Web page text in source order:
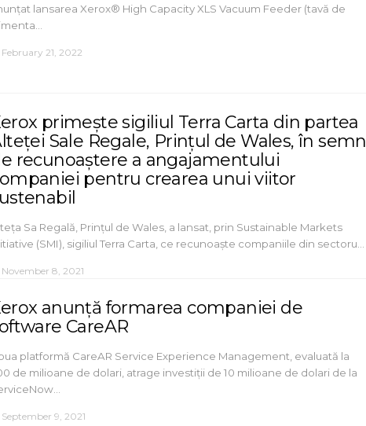
lansarea Xerox® High Capacity XLS Vacuum Feeder (tavă de
February 21, 2022
primește sigiliul Terra Carta din partea
Sale Regale, Prințul de Wales, în semn
recunoaștere a angajamentului
pentru crearea unui viitor
Sa Regală, Prințul de Wales, a lansat, prin Sustainable Markets
(SMI), sigiliul Terra Carta, ce recunoaște companiile din sectoru…
November 8, 2021
anunță formarea companiei de
CareAR
platformă CareAR Service Experience Management, evaluată la
de milioane de dolari, atrage investiții de 10 milioane de dolari de la
September 9, 2021